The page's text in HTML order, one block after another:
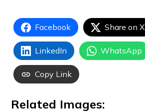
Facebook Share on X
LinkedIn WhatsApp
Copy Link
Related Images: